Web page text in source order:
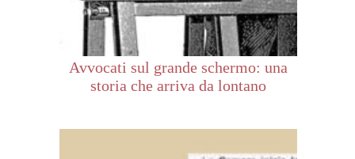
Avvocati sul grande schermo: una
storia che arriva da lontano